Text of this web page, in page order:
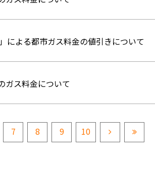
による都市ガス料金の値引きについて
ガス料金について
7 8 9 10